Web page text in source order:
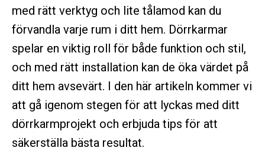
med rätt verktyg och lite tålamod kan du
förvandla varje rum i ditt hem. Dörrkarmar
spelar en viktig roll för både funktion och stil,
och med rätt installation kan de öka värdet på
ditt hem avsevärt. I den här artikeln kommer vi
att gå igenom stegen för att lyckas med ditt
dörrkarmprojekt och erbjuda tips för att
säkerställa bästa resultat.